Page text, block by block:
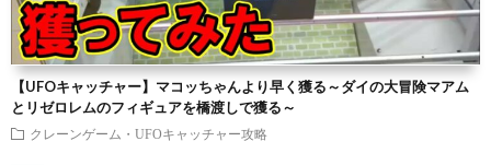
【UFOキャッチャー】マコッちゃんより早く獲る～ダイの大冒険マアム
とリゼロレムのフィギュアを橋渡しで獲る～
クレーンゲーム・UFOキャッチャー攻略